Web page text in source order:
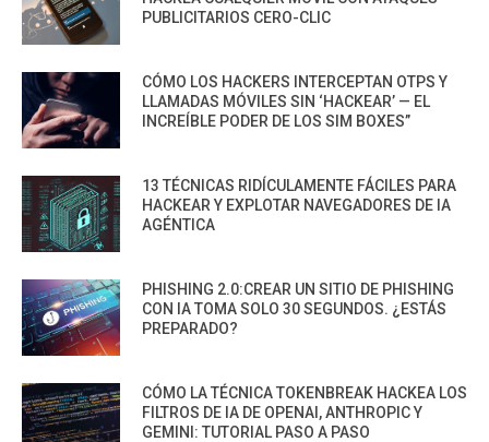
PUBLICITARIOS CERO-CLIC
CÓMO LOS HACKERS INTERCEPTAN OTPS Y
LLAMADAS MÓVILES SIN ‘HACKEAR’ — EL
INCREÍBLE PODER DE LOS SIM BOXES”
13 TÉCNICAS RIDÍCULAMENTE FÁCILES PARA
HACKEAR Y EXPLOTAR NAVEGADORES DE IA
AGÉNTICA
PHISHING 2.0:CREAR UN SITIO DE PHISHING
CON IA TOMA SOLO 30 SEGUNDOS. ¿ESTÁS
PREPARADO?
CÓMO LA TÉCNICA TOKENBREAK HACKEA LOS
FILTROS DE IA DE OPENAI, ANTHROPIC Y
GEMINI: TUTORIAL PASO A PASO